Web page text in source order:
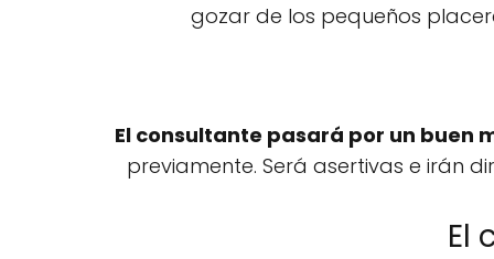
gozar de los pequeños
El consultante pasará por un buen
previamente. Será asertivas e irán
El